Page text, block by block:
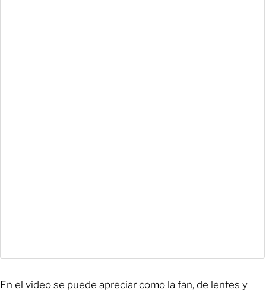
En el video se puede apreciar como la fan, de lentes y